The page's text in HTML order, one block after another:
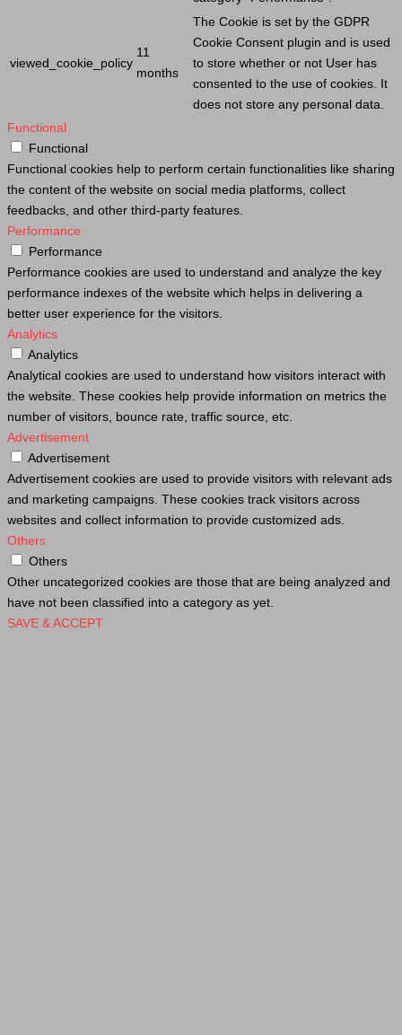
viewed_cookie_policy
11
months
The Cookie is set by the GDPR
Cookie Consent plugin and is used
to store whether or not User has
consented to the use of cookies. It
does not store any personal data.
Functional
Functional
Functional cookies help to perform certain functionalities like sharing
the content of the website on social media platforms, collect
feedbacks, and other third-party features.
Performance
Performance
Performance cookies are used to understand and analyze the key
performance indexes of the website which helps in delivering a
better user experience for the visitors.
Analytics
Analytics
Analytical cookies are used to understand how visitors interact with
the website. These cookies help provide information on metrics the
number of visitors, bounce rate, traffic source, etc.
Advertisement
Advertisement
Advertisement cookies are used to provide visitors with relevant ads
and marketing campaigns. These cookies track visitors across
websites and collect information to provide customized ads.
Others
Others
Other uncategorized cookies are those that are being analyzed and
have not been classified into a category as yet.
SAVE & ACCEPT